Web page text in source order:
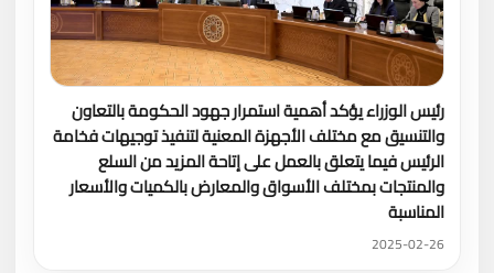
رئيس الوزراء يؤكد أهمية استمرار جهود الحكومة بالتعاون
والتنسيق مع مختلف الأجهزة المعنية لتنفيذ توجيهات فخامة
الرئيس فيما يتعلق بالعمل على إتاحة المزيد من السلع
والمنتجات بمختلف الأسواق والمعارض بالكميات والأسعار
المناسبة
2025-02-26